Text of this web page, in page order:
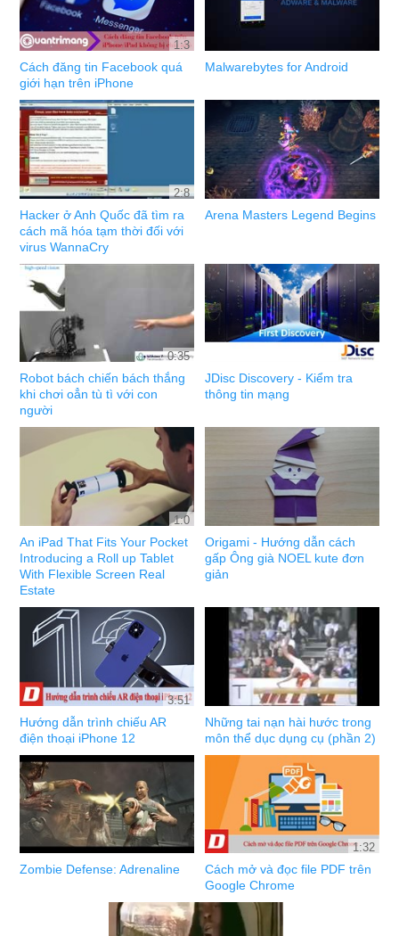
1:3
Cách đăng tin Facebook quá
giới hạn trên iPhone
Malwarebytes for Android
2:8
Hacker ở Anh Quốc đã tìm ra
cách mã hóa tạm thời đối với
virus WannaCry
Arena Masters Legend Begins
0:35
Robot bách chiến bách thắng
khi chơi oẳn tù tì với con
người
JDisc Discovery - Kiểm tra
thông tin mạng
1:0
An iPad That Fits Your Pocket
Introducing a Roll up Tablet
With Flexible Screen Real
Estate
Origami - Hướng dẫn cách
gấp Ông già NOEL kute đơn
giản
3:51
Hướng dẫn trình chiếu AR
điện thoại iPhone 12
Những tai nạn hài hước trong
môn thể dục dụng cụ (phần 2)
Zombie Defense: Adrenaline
1:32
Cách mở và đọc file PDF trên
Google Chrome